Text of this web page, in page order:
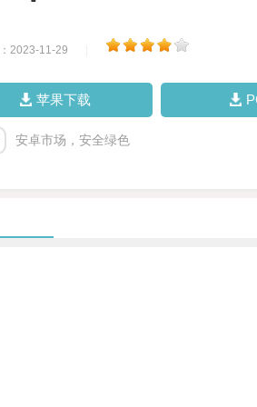
2023-11-29
苹果下载
安卓市场，安全绿色